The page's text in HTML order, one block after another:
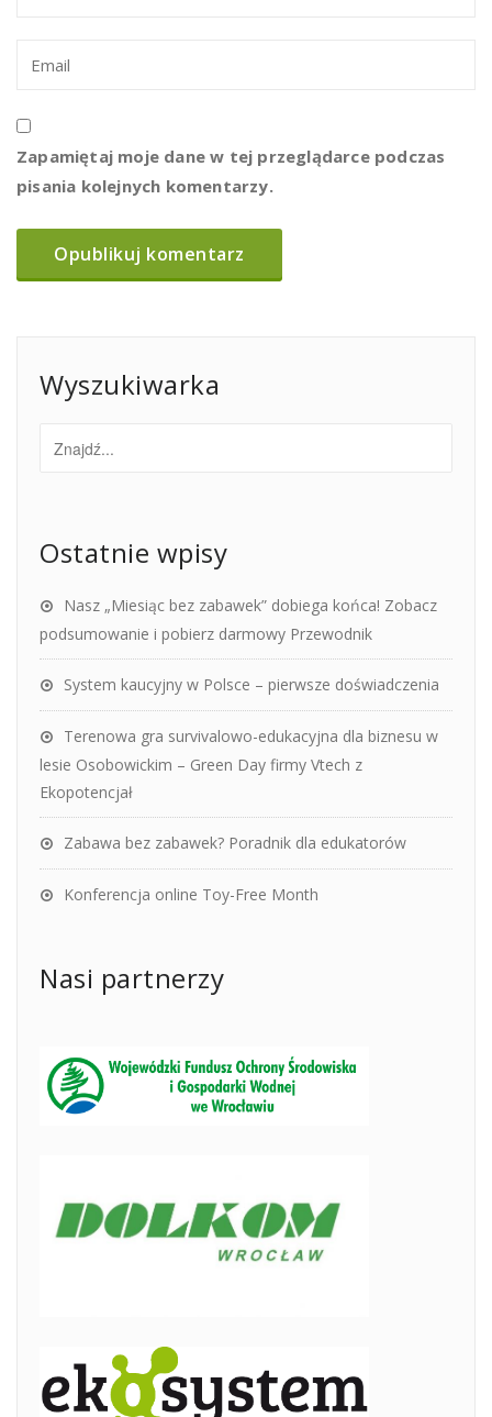
Zapamiętaj moje dane w tej przeglądarce podczas
pisania kolejnych komentarzy.
Wyszukiwarka
Ostatnie wpisy
Nasz „Miesiąc bez zabawek” dobiega końca! Zobacz
podsumowanie i pobierz darmowy Przewodnik
System kaucyjny w Polsce – pierwsze doświadczenia
Terenowa gra survivalowo-edukacyjna dla biznesu w
lesie Osobowickim – Green Day firmy Vtech z
Ekopotencjał
Zabawa bez zabawek? Poradnik dla edukatorów
Konferencja online Toy-Free Month
Nasi partnerzy